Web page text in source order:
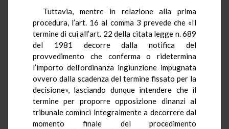
Tuttavia, mentre in relazione alla prima
procedura, l’art. 16 al comma 3 prevede che «Il
termine di cui all’art. 22 della citata legge n. 689
del 1981 decorre dalla notifica del
provvedimento che conferma o ridetermina
l’importo dell’ordinanza ingiunzione impugnata
ovvero dalla scadenza del termine fissato per la
decisione», lasciando dunque intendere che il
termine per proporre opposizione dinanzi al
tribunale cominci integralmente a decorrere dal
momento finale del procedimento